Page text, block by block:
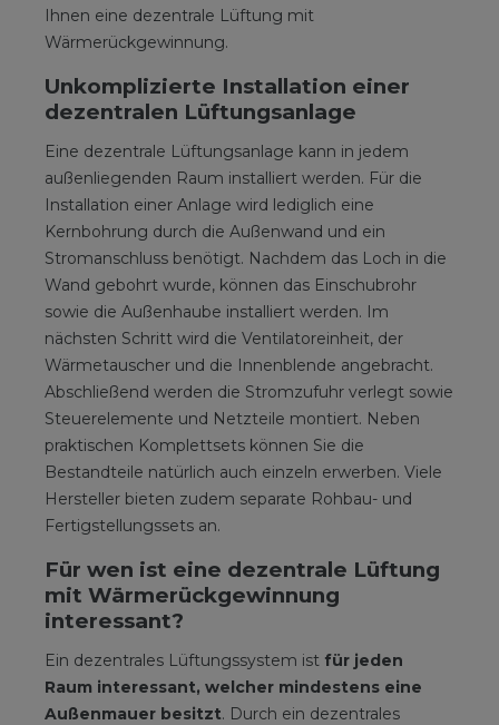
Ihnen eine dezentrale Lüftung mit
Wärmerückgewinnung.
Unkomplizierte Installation einer
dezentralen Lüftungsanlage
Eine dezentrale Lüftungsanlage kann in jedem
außenliegenden Raum installiert werden. Für die
Installation einer Anlage wird lediglich eine
Kernbohrung durch die Außenwand und ein
Stromanschluss benötigt. Nachdem das Loch in die
Wand gebohrt wurde, können das Einschubrohr
sowie die Außenhaube installiert werden. Im
nächsten Schritt wird die Ventilatoreinheit, der
Wärmetauscher und die Innenblende angebracht.
Abschließend werden die Stromzufuhr verlegt sowie
Steuerelemente und Netzteile montiert. Neben
praktischen Komplettsets können Sie die
Bestandteile natürlich auch einzeln erwerben. Viele
Hersteller bieten zudem separate Rohbau- und
Fertigstellungssets an.
Für wen ist eine dezentrale Lüftung
mit Wärmerückgewinnung
interessant?
Ein dezentrales Lüftungssystem ist für jeden
Raum interessant, welcher mindestens eine
Außenmauer besitzt. Durch ein dezentrales